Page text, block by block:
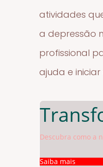
atividades
a depressão
profissional
ajuda e
Descubra como a
Saiba mais